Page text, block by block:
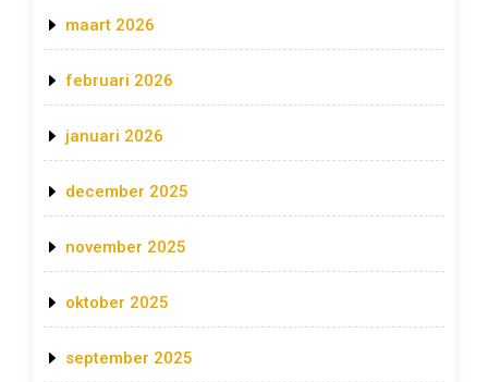
maart 2026
februari 2026
januari 2026
december 2025
november 2025
oktober 2025
september 2025